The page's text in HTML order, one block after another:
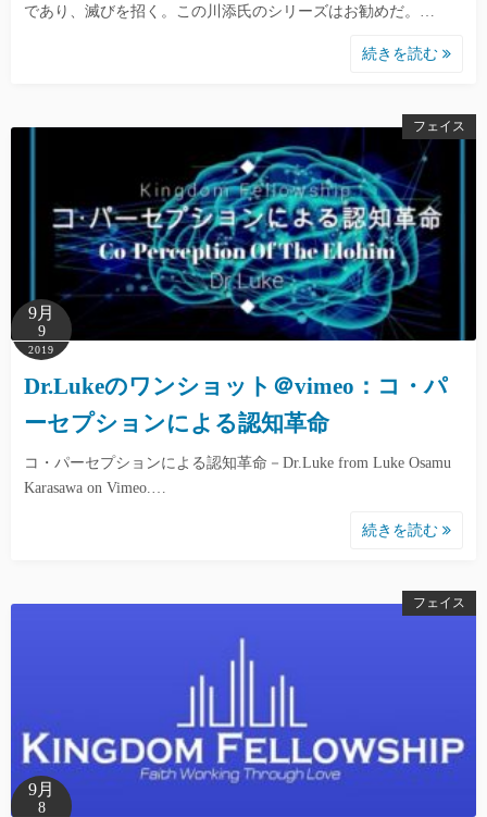
であり、滅びを招く。この川添氏のシリーズはお勧めだ。…
続きを読む
フェイス
9月
9
2019
Dr.Lukeのワンショット＠vimeo：コ・パ
ーセプションによる認知革命
コ・パーセプションによる認知革命－Dr.Luke from Luke Osamu
Karasawa on Vimeo.…
続きを読む
フェイス
9月
8